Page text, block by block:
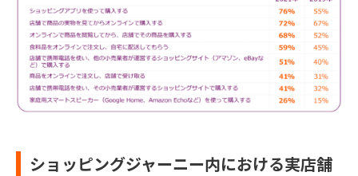
ショッピングジャーニー内における実店舗